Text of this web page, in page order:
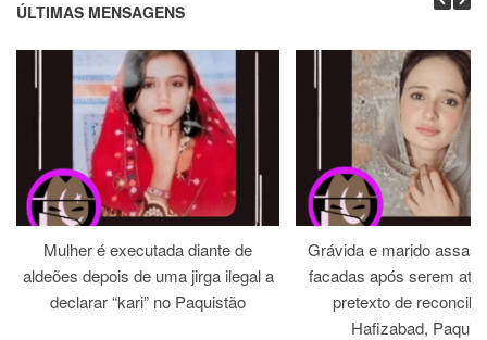
ÚLTIMAS MENSAGENS
Mulher é executada diante de
aldeões depois de uma jirga ilegal a
declarar “kari” no Paquistão
Grávida e marido
facadas após serem
pretexto de
Hafizabad,